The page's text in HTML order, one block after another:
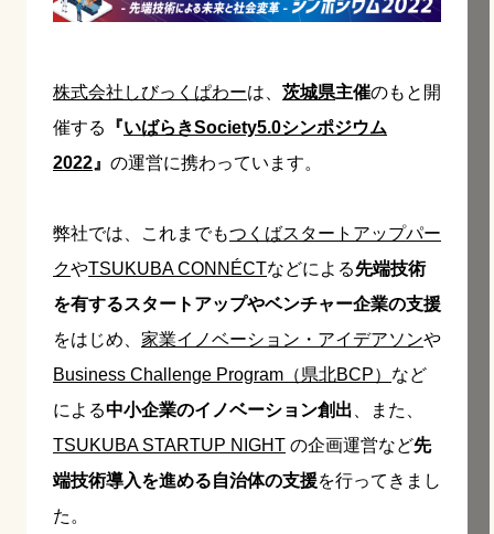
株式会社しびっくぱわーは、 茨城県主催のもと開
催する
『いばらきSociety5.0シンポジウム
2022 』 の運営に携わっています。
弊社では、これまでもつくばスタートアップパー
クやTSUKUBA CONNÉCTなどによる先端技術
を有するスタートアップやベンチャー企業の支援
をはじめ、 家業イノベーション・アイデアソンや
Business Challenge Program（県北BCP） など
による中小企業のイノベーション創出 、また、
TSUKUBA STARTUP NIGHT の企画運営など先
端技術導入を進める自治体の支援を行ってきまし
た。